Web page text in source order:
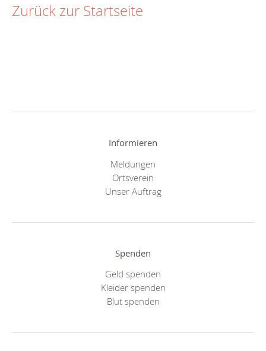
Zurück zur Startseite
Informieren
Meldungen
Ortsverein
Unser Auftrag
Spenden
Geld spenden
Kleider spenden
Blut spenden